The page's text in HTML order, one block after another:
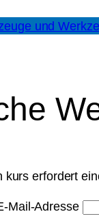
und
kurs erfordert
Mail-Adresse